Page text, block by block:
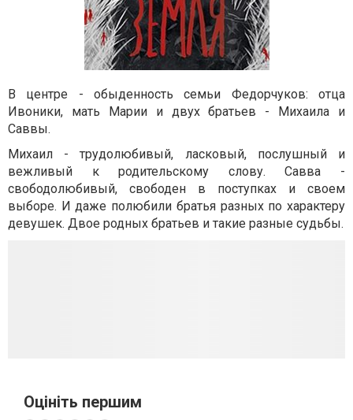
В центре - обыденность семьи Федорчуков: отца
Ивоники, мать Марии и двух братьев - Михаила и
Саввы.
Михаил - трудолюбивый, ласковый, послушный и
вежливый к родительскому слову. Савва -
свободолюбивый, свободен в поступках и своем
выборе. И даже полюбили братья разных по характеру
девушек. Двое родных братьев и такие разные судьбы.
Оцініть першим